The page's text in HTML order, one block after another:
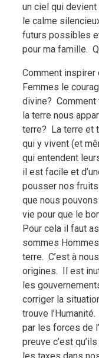
un ciel qui
le calme
futurs possibles
pour ma famille.
Comment
Femmes le
divine?
la terre nous
terre? La terre et
qui y vivent (et
qui entendent
il est facile et
pousser nos
que nous
vie pour que le
Pour cela il faut
sommes
terre. C’est à
origines. Il est
les
corriger la
trouve l’Humanité.
par les forces de
preuve c’est